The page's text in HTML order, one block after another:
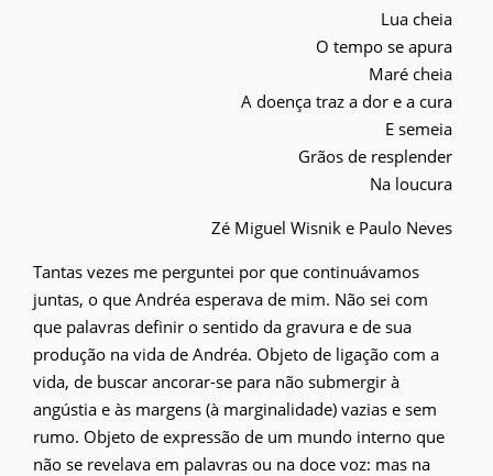
Lua cheia
O tempo se apura
Maré cheia
A doença traz a dor e a cura
E semeia
Grãos de resplender
Na loucura
Zé Miguel Wisnik e Paulo Neves
Tantas vezes me perguntei por que continuávamos
juntas, o que Andréa esperava de mim. Não sei com
que palavras definir o sentido da gravura e de sua
produção na vida de Andréa. Objeto de ligação com a
vida, de buscar ancorar-se para não submergir à
angústia e às margens (à marginalidade) vazias e sem
rumo. Objeto de expressão de um mundo interno que
não se revelava em palavras ou na doce voz: mas na